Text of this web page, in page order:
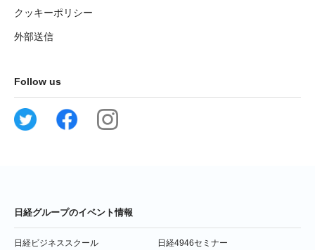
クッキーポリシー
外部送信
Follow us
日経グループのイベント情報
日経ビジネススクール
日経4946セミナー